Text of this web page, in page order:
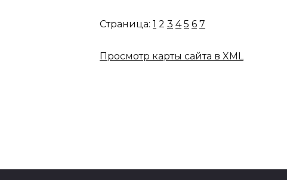
Страница: 1 2 3 4 5 6 7
Просмотр карты сайта в XML